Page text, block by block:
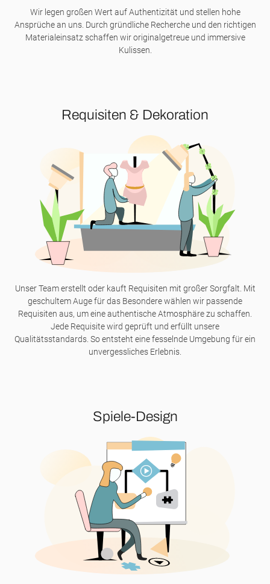
Wir legen großen Wert auf Authentizität und stellen hohe
Ansprüche an uns. Durch gründliche Recherche und den richtigen
Materialeinsatz schaffen wir originalgetreue und immersive
Kulissen.
Requisiten & Dekoration
Unser Team erstellt oder kauft Requisiten mit großer Sorgfalt. Mit
geschultem Auge für das Besondere wählen wir passende
Requisiten aus, um eine authentische Atmosphäre zu schaffen.
Jede Requisite wird geprüft und erfüllt unsere
Qualitätsstandards. So entsteht eine fesselnde Umgebung für ein
unvergessliches Erlebnis.
Spiele-Design